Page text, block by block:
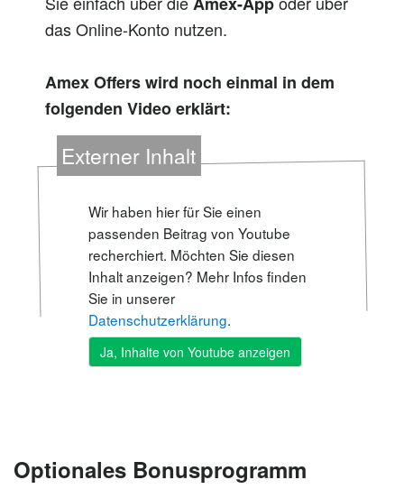
das Online-Konto nutzen.
Amex Offers wird noch einmal in dem
folgenden Video erklärt:
Externer Inhalt
Wir haben hier für Sie einen
passenden Beitrag von Youtube
recherchiert. Möchten Sie diesen
Inhalt anzeigen? Mehr Infos finden
Sie in unserer
Datenschutzerklärung.
Optionales Bonusprogramm